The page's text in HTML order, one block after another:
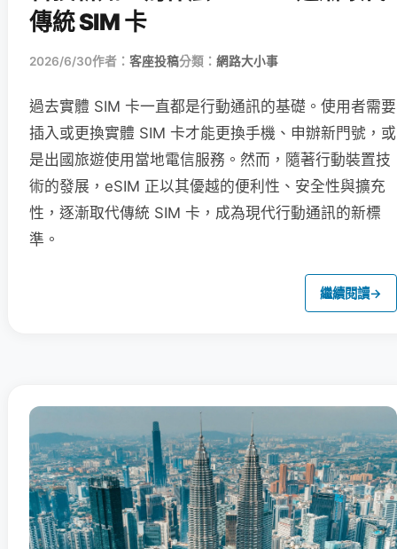
傳統 SIM 卡
2026/6/30作者： 客座投稿分類： 網路大小事
過去實體 SIM 卡一直都是行動通訊的基礎。使用者需要
插入或更換實體 SIM 卡才能更換手機、申辦新門號，或
是出國旅遊使用當地電信服務。然而，隨著行動裝置技
術的發展，eSIM 正以其優越的便利性、安全性與擴充
性，逐漸取代傳統 SIM 卡，成為現代行動通訊的新標
準。
繼續閱讀→